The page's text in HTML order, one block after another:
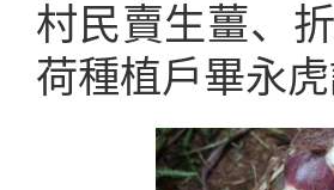
村民賣生薑、
荷種植戶畢永虎